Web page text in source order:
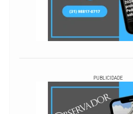
PUBLICIDADE